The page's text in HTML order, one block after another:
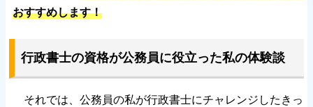
おすすめします！
行政書士の資格が公務員に役立った私の体験談
それでは、公務員の私が行政書士にチャレンジしたきっ